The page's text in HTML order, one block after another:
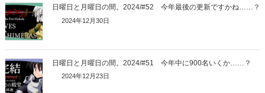
日曜日と月曜日の間。2024/#52 今年最後の更新ですかね……？
2024年12月30日
日曜日と月曜日の間。2024/#51 今年中に900名いくか……？
2024年12月23日